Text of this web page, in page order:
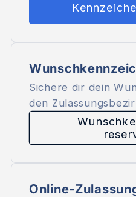
Sichere dir dein
den
Online-